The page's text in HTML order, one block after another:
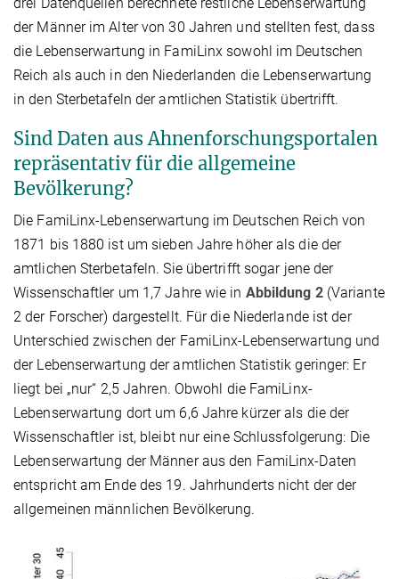
drei Datenquellen berechnete restliche Lebenserwartung
der Männer im Alter von 30 Jahren und stellten fest, dass
die Lebenserwartung in FamiLinx sowohl im Deutschen
Reich als auch in den Niederlanden die Lebenserwartung
in den Sterbetafeln der amtlichen Statistik übertrifft.
Sind Daten aus Ahnenforschungsportalen
repräsentativ für die allgemeine
Bevölkerung?
Die FamiLinx-Lebenserwartung im Deutschen Reich von
1871 bis 1880 ist um sieben Jahre höher als die der
amtlichen Sterbetafeln. Sie übertrifft sogar jene der
Wissenschaftler um 1,7 Jahre wie in Abbildung 2(Variante
2 der Forscher) dargestellt. Für die Niederlande ist der
Unterschied zwischen der FamiLinx-Lebenserwartung und
der Lebenserwartung der amtlichen Statistik geringer: Er
liegt bei „nur“ 2,5 Jahren. Obwohl die FamiLinx-
Lebenserwartung dort um 6,6 Jahre kürzer als die der
Wissenschaftler ist, bleibt nur eine Schlussfolgerung: Die
Lebenserwartung der Männer aus den FamiLinx-Daten
entspricht am Ende des 19. Jahrhunderts nicht der der
allgemeinen männlichen Bevölkerung.